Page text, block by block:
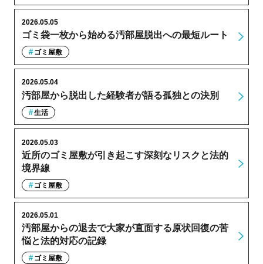
ゴミ袋一枚から始める汚部屋脱出への最短ルート
2026.05.05
ゴミ屋敷
汚部屋から脱出した経験者が語る孤独との決別
2026.05.04
生活
近所のゴミ屋敷が引き起こす深刻なリスクと法的
境界線
2026.05.03
ゴミ屋敷
汚部屋からの退去で大家が直面する原状回復の苦
悩と法的対応の記録
2026.05.01
ゴミ屋敷